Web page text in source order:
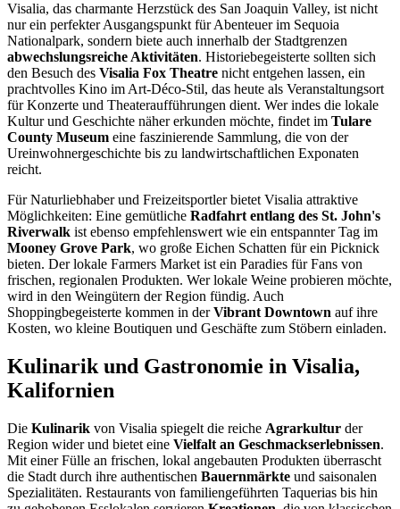
Visalia, das charmante Herzstück des San Joaquin Valley, ist nicht
nur ein perfekter Ausgangspunkt für Abenteuer im Sequoia
Nationalpark, sondern biete auch innerhalb der Stadtgrenzen
abwechslungsreiche Aktivitäten. Historiebegeisterte sollten sich
den Besuch des Visalia Fox Theatre nicht entgehen lassen, ein
prachtvolles Kino im Art-Déco-Stil, das heute als Veranstaltungsort
für Konzerte und Theateraufführungen dient. Wer indes die lokale
Kultur und Geschichte näher erkunden möchte, findet im Tulare
County Museum eine faszinierende Sammlung, die von der
Ureinwohnergeschichte bis zu landwirtschaftlichen Exponaten
reicht.
Für Naturliebhaber und Freizeitsportler bietet Visalia attraktive
Möglichkeiten: Eine gemütliche Radfahrt entlang des St. John's
Riverwalk ist ebenso empfehlenswert wie ein entspannter Tag im
Mooney Grove Park, wo große Eichen Schatten für ein Picknick
bieten. Der lokale Farmers Market ist ein Paradies für Fans von
frischen, regionalen Produkten. Wer lokale Weine probieren möchte,
wird in den Weingütern der Region fündig. Auch
Shoppingbegeisterte kommen in derVibrant Downtown auf ihre
Kosten, wo kleine Boutiquen und Geschäfte zum Stöbern einladen.
Kulinarik und Gastronomie in Visalia,
Kalifornien
Die Kulinarik von Visalia spiegelt die reiche Agrarkultur der
Region wider und bietet eine Vielfalt an Geschmackserlebnissen.
Mit einer Fülle an frischen, lokal angebauten Produkten überrascht
die Stadt durch ihre authentischen Bauernmärkte und saisonalen
Spezialitäten. Restaurants von familiengeführten Taquerias bis hin